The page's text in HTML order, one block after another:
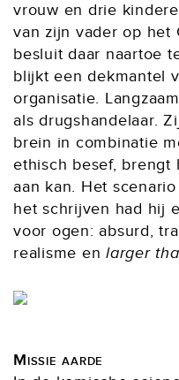
vrouw en drie
van zijn vader op het
besluit daar naartoe
blijkt een dekmantel
organisatie.
als drugshandelaar.
brein in combinatie
ethisch besef, brengt
aan kan. Het
het schrijven had hij
voor ogen: absurd,
realisme enlarger
Missie aarde